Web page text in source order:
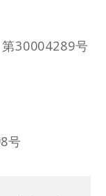
30004289号
号